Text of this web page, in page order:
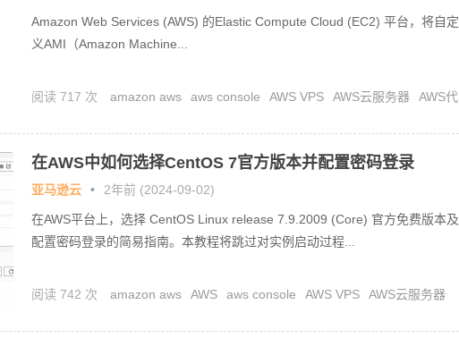
Amazon Web Services (AWS) 的Elastic Compute Cloud (EC2) 平台，将自定
义AMI（Amazon Machine...
阅读 717 次 amazon aws aws console AWS VPS AWS云服务器
AWS代
在AWS中如何选择CentOS 7官方版本并配置密码登录
亚马逊云 • 2年前 (2024-09-02)
在AWS平台上，选择 CentOS Linux release 7.9.2009 (Core) 官方免费版本及
配置密码登录的简易指南。本教程将跳过对实例启动过程...
阅读 742 次 amazon aws AWS aws console AWS VPS
AWS云服务器